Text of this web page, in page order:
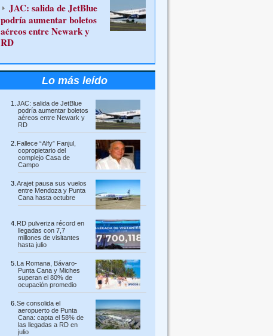
JAC: salida de JetBlue
podría aumentar boletos
aéreos entre Newark y
RD
Lo más leído
JAC: salida de JetBlue
podría aumentar boletos
aéreos entre Newark y
RD
Fallece “Alfy” Fanjul,
copropietario del
complejo Casa de
Campo
Arajet pausa sus vuelos
entre Mendoza y Punta
Cana hasta octubre
RD pulveriza récord en
llegadas con 7,7
millones de visitantes
hasta julio
La Romana, Bávaro-
Punta Cana y Miches
superan el 80% de
ocupación promedio
Se consolida el
aeropuerto de Punta
Cana: capta el 58% de
las llegadas a RD en
julio